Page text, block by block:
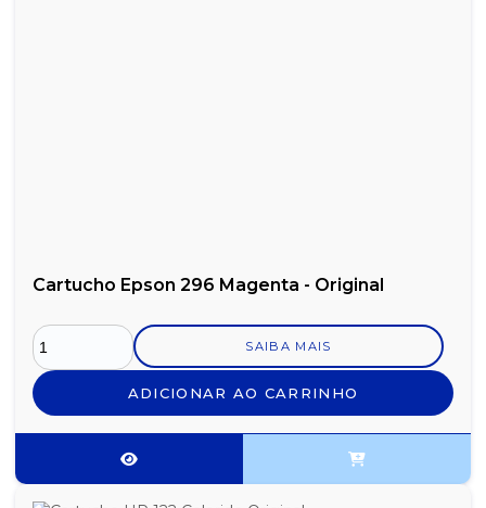
Cartucho Epson 296 Magenta - Original
SAIBA MAIS
ADICIONAR AO CARRINHO